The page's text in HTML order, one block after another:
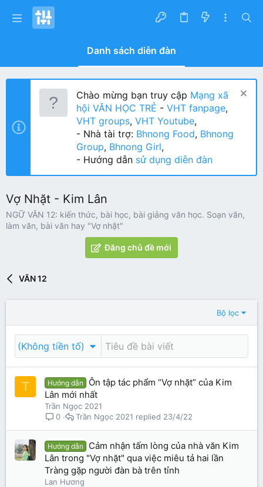
Danh sách diễn đàn
Chào mừng bạn truy cập Mạng xã
hội VĂN HỌC TRẺ - VHT fanpage,
VHT groups, VHT Youtube,
- Nhà tài trợ: Bhnong Food, Bhnong
Group, Bhnong Girl,
- Hướng dẫn sử dụng diễn đàn
Vợ Nhặt - Kim Lân
NGỮ VĂN 12: kiến thức, bài học, bài giảng văn học. Soạn văn,
làm văn, bài văn hay "Vợ nhặt"
Đăng chủ đề mới
VĂN 12
Bộ lọc
(Không tiền tố)
T Hướng dẫn
Ôn tập tác phẩm “Vợ nhặt” của Kim
Lân mới nhất
Trần Ngọc 2021
0
23/4/22
Trần Ngọc 2021
Hướng dẫn
Cảm nhận tấm lòng của nhà văn Kim
Lân trong "Vợ nhặt" qua việc miêu tả hai lần
Tràng gặp người đàn bà trên tỉnh
Lan Hương